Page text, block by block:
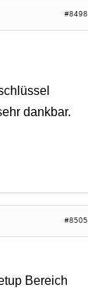
#8498
dankbar.
#8505
Bereich